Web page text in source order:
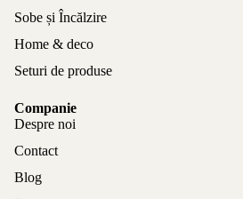
Sobe și Încălzire
Home & deco
Seturi de produse
Companie
Despre noi
Contact
Blog